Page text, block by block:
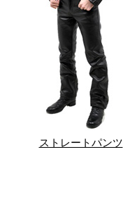
ストレートパンツ